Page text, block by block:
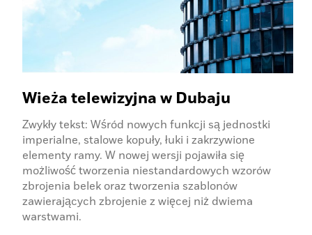
Wieża telewizyjna w Dubaju
Zwykły tekst: Wśród nowych funkcji są jednostki
imperialne, stalowe kopuły, łuki i zakrzywione
elementy ramy. W nowej wersji pojawiła się
możliwość tworzenia niestandardowych wzorów
zbrojenia belek oraz tworzenia szablonów
zawierających zbrojenie z więcej niż dwiema
warstwami.